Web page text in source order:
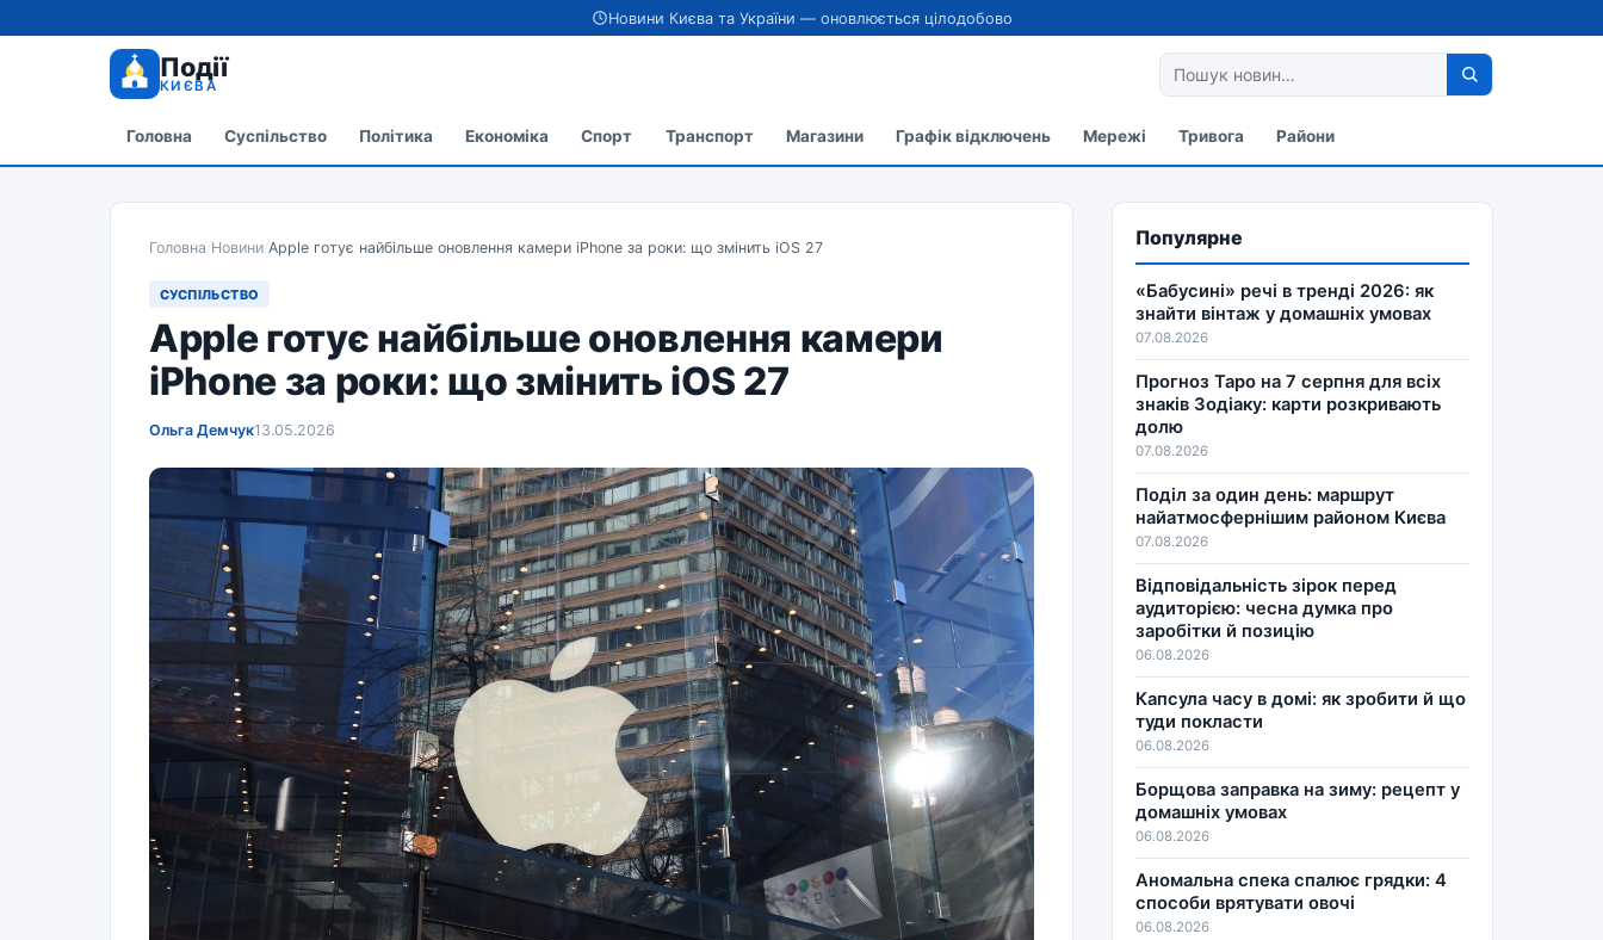
Новини Києва та України — оновлюється цілодобово
Події
КИЄВА
Головна Суспільство Політика Економіка Спорт Транспорт Магазини Графік відключень Мережі Тривога Райони
Головна/Новини/Apple готує найбільше оновлення камери iPhone за роки: що змінить iOS 27
СУСПІЛЬСТВО
Apple готує найбільше оновлення камери
iPhone за роки: що змінить iOS 27
Ольга Демчук13.05.2026
Популярне
«Бабусині» речі в тренді 2026: як
знайти вінтаж у домашніх умовах
07.08.2026
Прогноз Таро на 7 серпня для всіх
знаків Зодіаку: карти розкривають
долю
07.08.2026
Поділ за один день: маршрут
найатмосфернішим районом Києва
07.08.2026
Відповідальність зірок перед
аудиторією: чесна думка про
заробітки й позицію
06.08.2026
Капсула часу в домі: як зробити й що
туди покласти
06.08.2026
Борщова заправка на зиму: рецепт у
домашніх умовах
06.08.2026
Аномальна спека спалює грядки: 4
способи врятувати овочі
06.08.2026